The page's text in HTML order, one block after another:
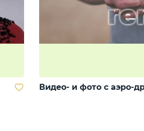
Видео- и фото с аэро-